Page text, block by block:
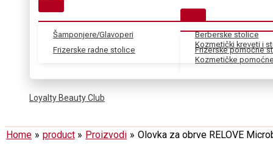
Šamponjere/Glavoperi
Frizerske radne stolice
Berberske stolice
Frizerske pomoćne
Kozmetički kreveti i
Kozmetičke
Loyalty Beauty Club
Home product Proizvodi Olovka za obrve RELOVE